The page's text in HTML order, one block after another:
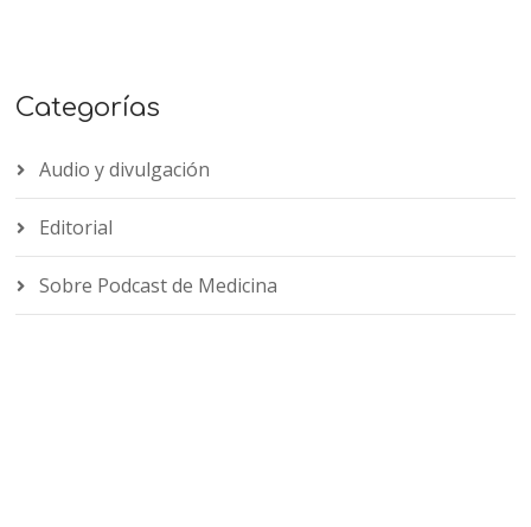
Categorías
Audio y divulgación
Editorial
Sobre Podcast de Medicina